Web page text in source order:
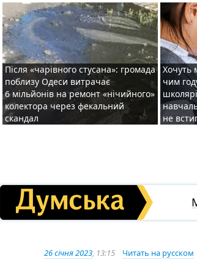
Після «чарівного стусана»: громада
поблизу Одеси витрачає
6 мільйонів на ремонт «нічийного»
колектора через фекальний
скандал
Хочуть
чим
не
26 січня 2023, 13:15 Читать на русском